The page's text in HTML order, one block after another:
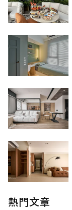
熱門文章